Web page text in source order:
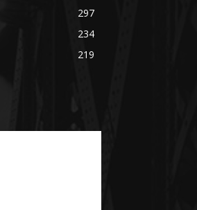
297
234
219